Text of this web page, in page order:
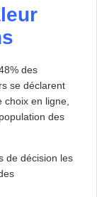
des
se déclarent
choix en ligne,
des
de décision les